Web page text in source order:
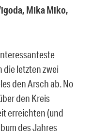
Mika Miko,
die letzten zwei
den Arsch ab. No
den Kreis
erreichten (und
des Jahres